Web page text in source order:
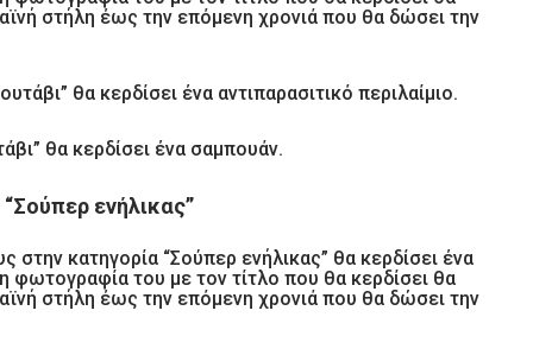
στήλη έως την επόμενη χρονιά που θα δώσει την
θα κερδίσει ένα αντιπαρασιτικό περιλαίμιο.
θα κερδίσει ένα σαμπουάν.
ενήλικας”
κατηγορία “Σούπερ ενήλικας” θα κερδίσει ένα
του με τον τίτλο που θα κερδίσει θα
στήλη έως την επόμενη χρονιά που θα δώσει την